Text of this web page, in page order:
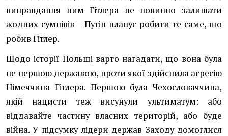
виправдання ним Гітлера не повинно залишати
жодних сумнівів – Путін планує робити те саме, що
робив Гітлер.
Щодо історії Польщі варто нагадати, що вона була
не першою державою, проти якої здійснила агресію
Німеччина Гітлера. Першою була Чехословаччина,
якій нацисти теж висунули ультиматум: або
віддавайте частину власних територій, або буде
війна. У підсумку лідери держав Заходу домоглися